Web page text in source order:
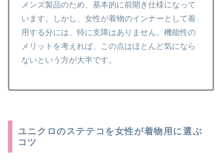
メンズ製品のため、基本的に前開き仕様になって
います。しかし、女性が着物のインナーとして着
用する分には、特に支障はありません。機能性の
メリットを考えれば、この点はほとんど気になら
ないという方が大半です。
ユニクロのステテコを女性が着物用に選ぶ
コツ